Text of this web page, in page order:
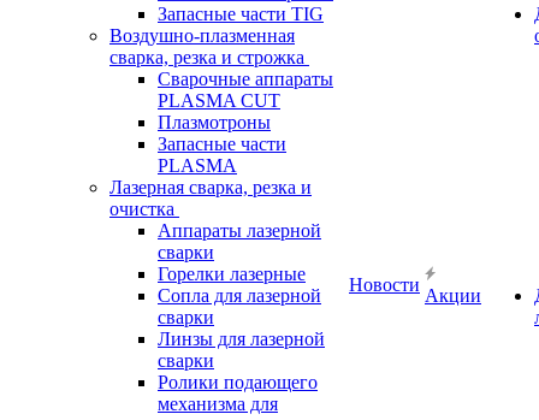
Запасные части TIG
Воздушно-плазменная
сварка, резка и строжка
Сварочные аппараты
PLASMA CUT
Плазмотроны
Запасные части
PLASMA
Лазерная сварка, резка и
очистка
Аппараты лазерной
сварки
Горелки лазерные
Сопла для лазерной
сварки
Линзы для лазерной
сварки
Ролики подающего
механизма для
Новости
Акции